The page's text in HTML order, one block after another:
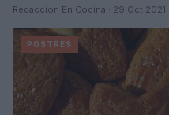
Redacción En Cocina · 29 Oct 2021
POSTRES